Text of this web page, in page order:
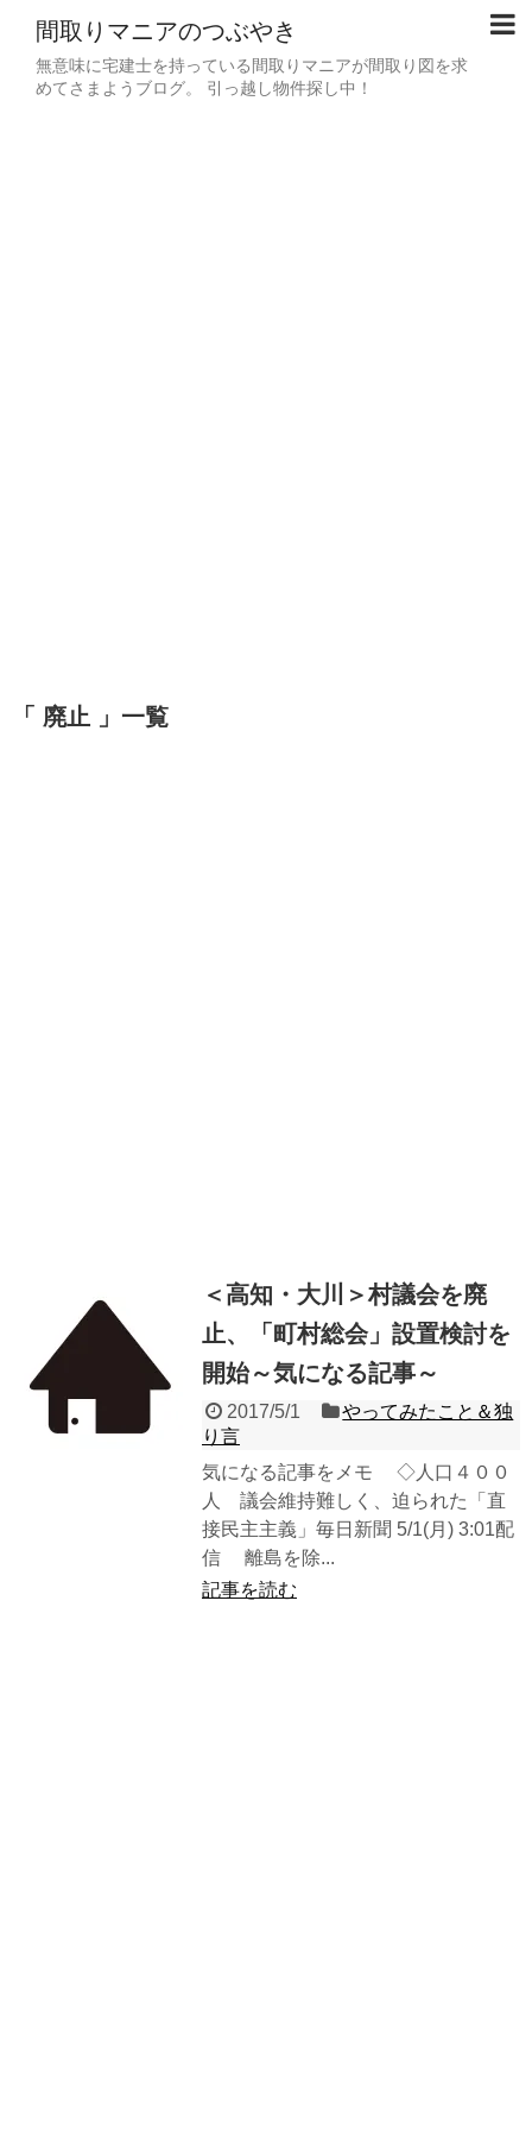
間取りマニアのつぶやき
無意味に宅建士を持っている間取りマニアが間取り図を求
めてさまようブログ。 引っ越し物件探し中！
「 廃止 」一覧
＜高知・大川＞村議会を廃
止、「町村総会」設置検討を
開始～気になる記事～
2017/5/1
やってみたこと＆独
り言
気になる記事をメモ ◇人口４００
人 議会維持難しく、迫られた「直
接民主主義」毎日新聞 5/1(月) 3:01配
信 離島を除...
記事を読む